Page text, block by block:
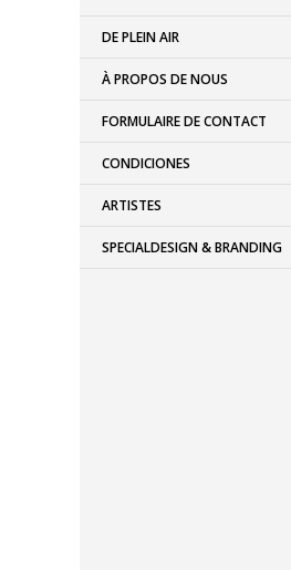
DE PLEIN AIR
À PROPOS DE NOUS
FORMULAIRE DE CONTACT
CONDICIONES
ARTISTES
SPECIALDESIGN & BRANDING